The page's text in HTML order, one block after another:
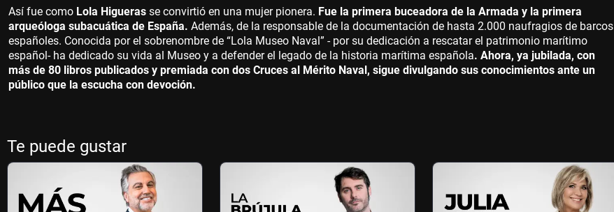
Así fue como Lola Higueras se convirtió en una mujer pionera. Fue la primera buceadora de la Armada y la primera
arqueóloga subacuática de España. Además, de la responsable de la documentación de hasta 2.000 naufragios de barcos
españoles. Conocida por el sobrenombre de “Lola Museo Naval” - por su dedicación a rescatar el patrimonio marítimo
español- ha dedicado su vida al Museo y a defender el legado de la historia marítima española. Ahora, ya jubilada, con
más de 80 libros publicados y premiada con dos Cruces al Mérito Naval, sigue divulgando sus conocimientos ante un
público que la escucha con devoción.
Te puede gustar